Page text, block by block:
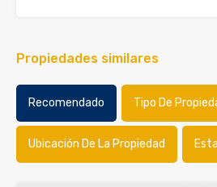
Propiedades similares
Recomendado Tipo De
Ubicación De La Propiedad